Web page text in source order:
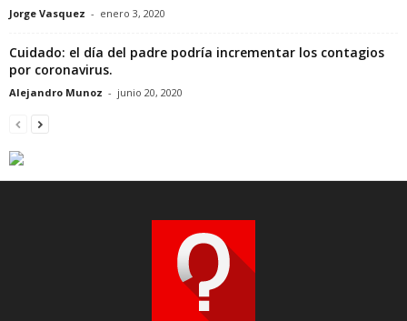
Jorge Vasquez - enero 3, 2020
Cuidado: el día del padre podría incrementar los contagios
por coronavirus.
Alejandro Munoz - junio 20, 2020